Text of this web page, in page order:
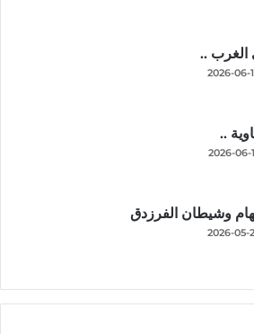
الغرب ..
2026-06-
..
2026-06-
وشيطان الفرزدق
2026-05-